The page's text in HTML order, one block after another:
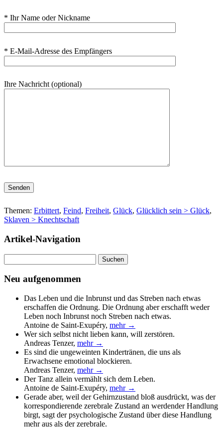
* Ihr Name oder Nickname
* E-Mail-Adresse des Empfängers
Ihre Nachricht (optional)
Bitte lasse dieses Feld leer.
Themen: Erbittert, Feind, Freiheit, Glück, Glücklich sein > Glück,
Sklaven > Knechtschaft
Artikel-Navigation
nach:
Neu aufgenommen
Das Leben und die Inbrunst und das Streben nach etwas
erschaffen die Ordnung. Die Ordnung aber erschafft weder
Leben noch Inbrunst noch Streben nach etwas.
Antoine de Saint-Exupéry, mehr →
Wer sich selbst nicht lieben kann, will zerstören.
Andreas Tenzer, mehr →
Es sind die ungeweinten Kindertränen, die uns als
Erwachsene emotional blockieren.
Andreas Tenzer, mehr →
Der Tanz allein vermählt sich dem Leben.
Antoine de Saint-Exupéry, mehr →
Gerade aber, weil der Gehirnzustand bloß ausdrückt, was der
korrespondierende zerebrale Zustand an werdender Handlung
birgt, sagt der psychologische Zustand über diese Handlung
mehr aus als der zerebrale.